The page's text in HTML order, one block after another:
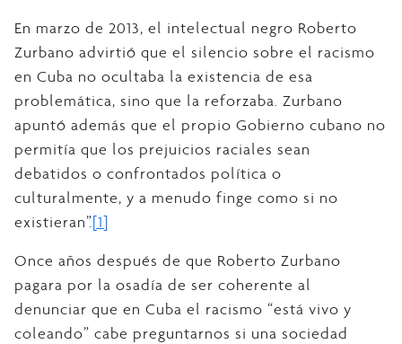
En marzo de 2013, el intelectual negro Roberto
Zurbano advirtió que el silencio sobre el racismo
en Cuba no ocultaba la existencia de esa
problemática, sino que la reforzaba. Zurbano
apuntó además que el propio Gobierno cubano no
permitía que los prejuicios raciales sean
debatidos o confrontados política o
culturalmente, y a menudo finge como si no
existieran”.[1]
Once años después de que Roberto Zurbano
pagara por la osadía de ser coherente al
denunciar que en Cuba el racismo “está vivo y
coleando” cabe preguntarnos si una sociedad